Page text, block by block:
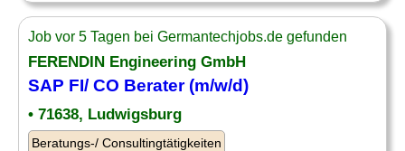
Job vor 5 Tagen bei Germantechjobs.de gefunden
FERENDIN Engineering GmbH
SAP FI/ CO Berater(m/w/d)
• 71638, Ludwigsburg
Beratungs-/ Consultingtätigkeiten